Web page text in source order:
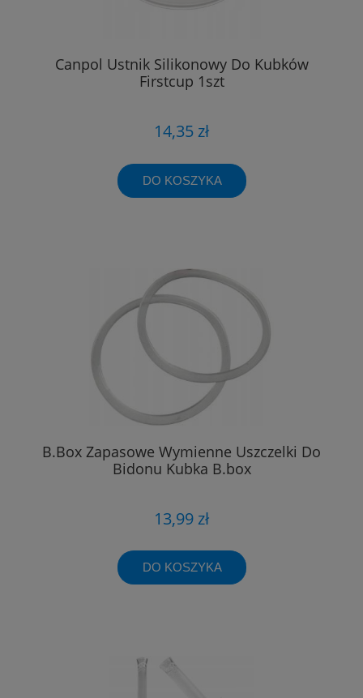
Canpol Ustnik Silikonowy Do Kubków
Firstcup 1szt
14,35 zł
DO KOSZYKA
B.Box Zapasowe Wymienne Uszczelki Do
Bidonu Kubka B.box
13,99 zł
DO KOSZYKA